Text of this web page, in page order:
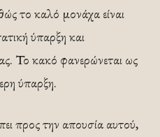
το καλό μονάχα είναι
ύπαρξη και
Το κακό φανερώνεται ως
ύπαρξη.
προς την απουσία αυτού,